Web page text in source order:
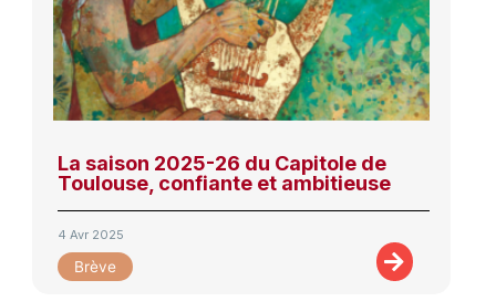
La saison 2025-26 du Capitole de
Toulouse, confiante et ambitieuse
4 Avr 2025
Brève